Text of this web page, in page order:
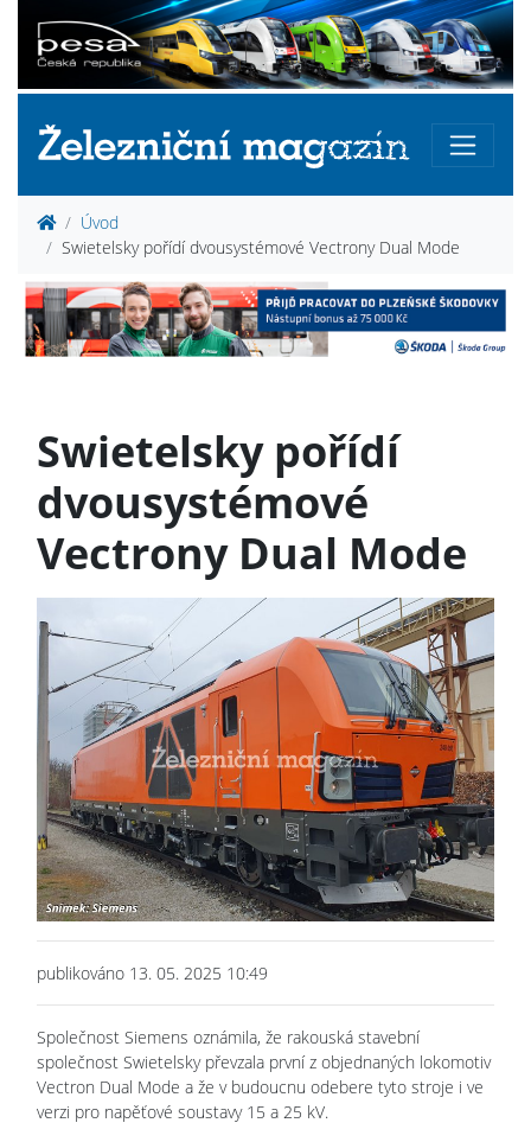
Úvod
Swietelsky pořídí dvousystémové Vectrony Dual Mode
Swietelsky pořídí
dvousystémové
Vectrony Dual Mode
publikováno 13. 05. 2025 10:49
Společnost Siemens oznámila, že rakouská stavební
společnost Swietelsky převzala první z objednaných lokomotiv
Vectron Dual Mode a že v budoucnu odebere tyto stroje i ve
verzi pro napěťové soustavy 15 a 25 kV.